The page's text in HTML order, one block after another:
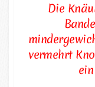
Die
vermehrt